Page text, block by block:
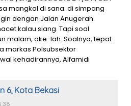
mangkal di sana: di simpang
dengan Jalan Anugerah.
kalau siang. Tapi soal
malam, oke-lah. Soalnya, tepat
markas Polsubsektor
kehadirannya, Alfamidi
6, Kota Bekasi